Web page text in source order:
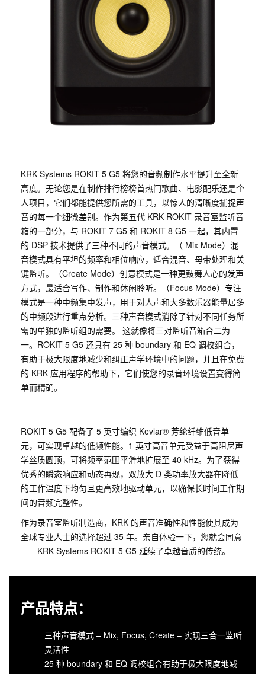
KRK Systems ROKIT 5 G5 将您的音频制作水平提升至全新
高度。无论您是在制作排行榜榜首热门歌曲、电影配乐还是个
人项目，它们都能提供您所需的工具，以惊人的清晰度捕捉声
音的每一个细微差别。作为第五代 KRK ROKIT 录音室监听音
箱的一部分，与 ROKIT 7 G5 和 ROKIT 8 G5 一起，其内置
的 DSP 技术提供了三种不同的声音模式。（ Mix Mode）混
音模式具有平坦的频率和相位响应，适合混音、母带处理和关
键监听。（Create Mode）创意模式是一种更鼓舞人心的发声
方式，最适合写作、制作和休闲聆听。（Focus Mode）专注
模式是一种中频集中发声，用于对人声和大多数乐器能量居多
的中频段进行重点分析。三种声音模式消除了针对不同任务所
需的单独的监听组的需要。 这就像将三对监听音箱合二为
一。ROKIT 5 G5 还具有 25 种 boundary 和 EQ 调校组合，
有助于极大限度地减少和纠正声学环境中的问题，并且在免费
的 KRK 应用程序的帮助下，它们使您的录音环境设置变得简
单而精确。
ROKIT 5 G5 配备了 5 英寸编织 Kevlar® 芳纶纤维低音单
元，可实现卓越的低频性能。1 英寸高音单元受益于高阻尼声
学丝质圆顶，可将频率范围平滑地扩展至 40 kHz。为了获得
优秀的瞬态响应和动态再现，双放大 D 类功率放大器在降低
的工作温度下均匀且更高效地驱动单元，以确保长时间工作期
间的音频完整性。
作为录音室监听制造商，KRK 的声音准确性和性能使其成为
全球专业人士的选择超过 35 年。亲自体验一下，您就会同意
——KRK Systems ROKIT 5 G5 延续了卓越音质的传统。
产品特点：
三种声音模式 – Mix, Focus, Create – 实现三合一监听
灵活性
25 种 boundary 和 EQ 调校组合有助于极大限度地减